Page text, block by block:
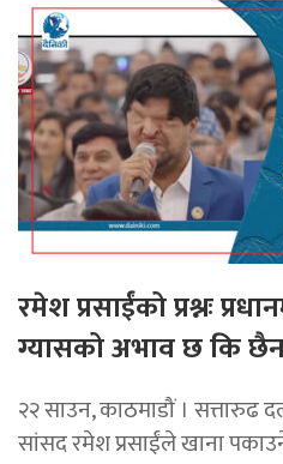
रमेश प्रसाईंको प्रश्नः
ग्यासको अभाव छ कि
२२ साउन, काठमाडौं । सत्तारुढ दल
सांसद रमेश प्रसाईंले खाना